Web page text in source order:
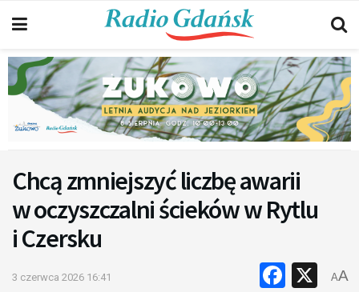
Chcą zmniejszyć liczbę awarii
w oczyszczalni ścieków w Rytlu
i Czersku
3 czerwca 2026 16:41 X
AA